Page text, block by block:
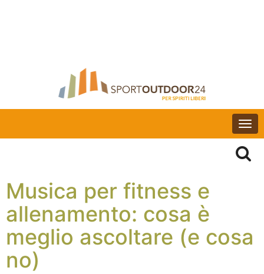
Musica per fitness e
allenamento: cosa è
meglio ascoltare (e cosa
no)